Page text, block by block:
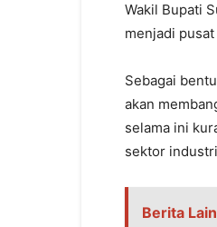
Wakil Bupati
menjadi
Sebagai
akan
selama ini
sektor
Berita